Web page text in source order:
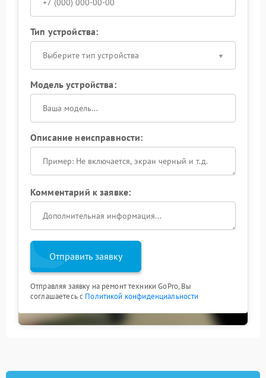
Тип устройства:
Выберите тип устройства
Модель устройства:
Описание неисправности:
Комментарий к заявке:
Отправить заявку
Отправляя заявку на ремонт техники GoPro, Вы
соглашаетесь с Политикой конфиденциальности